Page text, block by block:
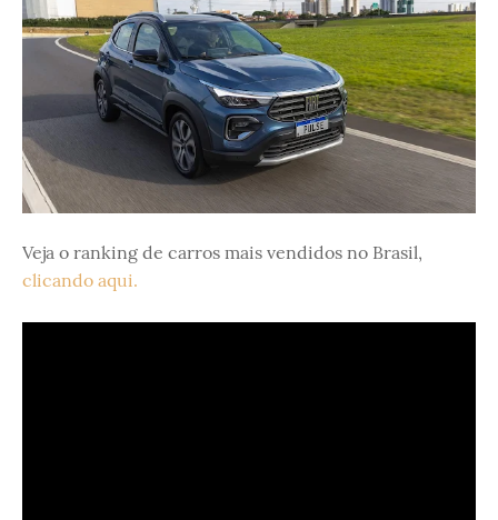
Veja o ranking de carros mais vendidos no Brasil,
clicando aqui.